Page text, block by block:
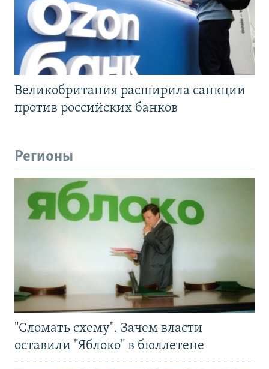
Великобритания расширила санкции
против российских банков
Регионы
"Сломать схему". Зачем власти
оставили "Яблоко" в бюллетене